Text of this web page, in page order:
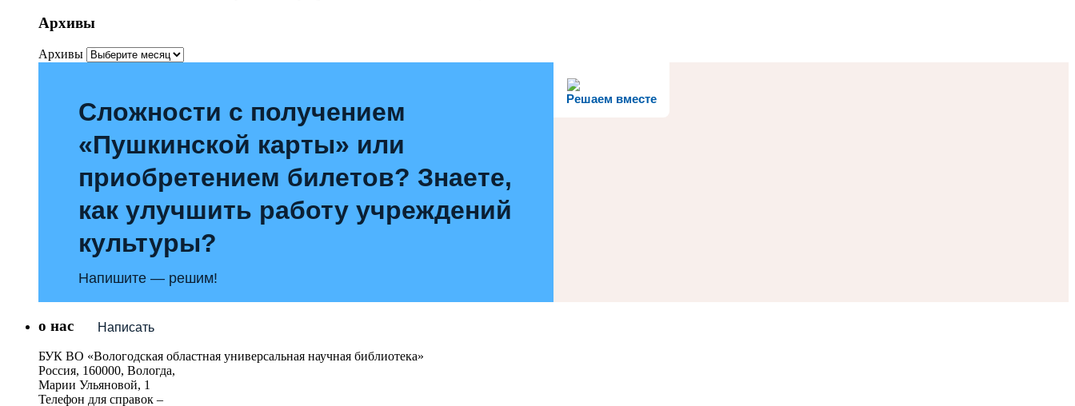
Архивы
Архивы
Решаем вместе
Сложности с получением
«Пушкинской карты» или
приобретением билетов? Знаете,
как улучшить работу учреждений
культуры?
Напишите — решим!
Написать
о нас
БУК ВО «Вологодская областная универсальная научная библиотека»
Россия, 160000, Вологда,
Марии Ульяновой, 1
Телефон для справок –